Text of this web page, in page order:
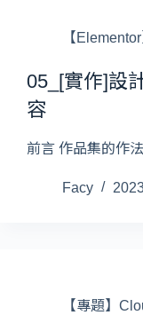
【
05_[實作]設
容
前言 作品集的作
Facy
【專題】